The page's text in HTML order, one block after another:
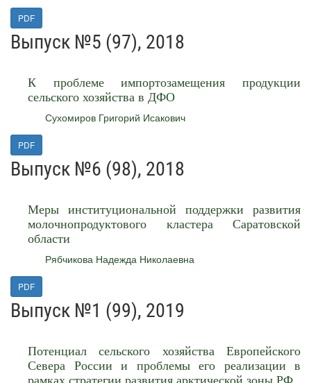
PDF
Выпуск №5 (97), 2018
К проблеме импортозамещения продукции
сельского хозяйства в ДФО
Сухомиров Григорий Исакович
PDF
Выпуск №6 (98), 2018
Меры институциональной поддержки развития
молочнопродуктового кластера Саратовской
области
Рябчикова Надежда Николаевна
PDF
Выпуск №1 (99), 2019
Потенциал сельского хозяйства Европейского
Севера России и проблемы его реализации в
рамках стратегии развития арктической зоны РФ